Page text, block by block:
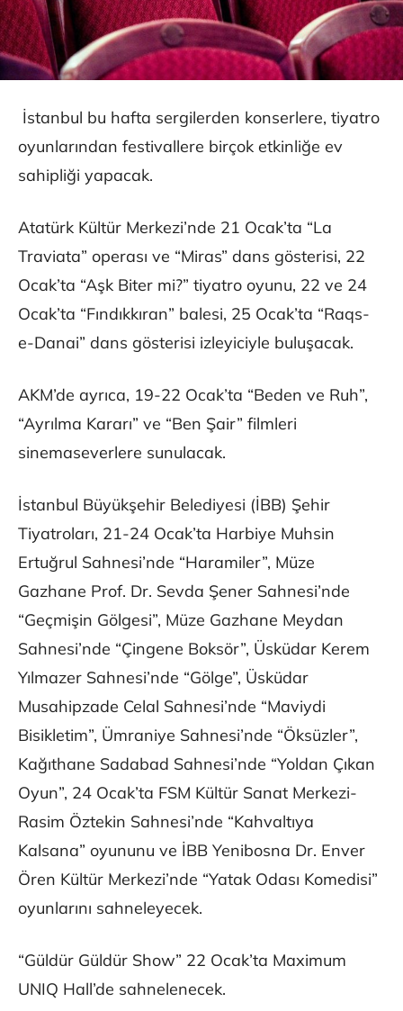
İstanbul bu hafta sergilerden konserlere, tiyatro
oyunlarından festivallere birçok etkinliğe ev
sahipliği yapacak.
Atatürk Kültür Merkezi’nde 21 Ocak’ta “La
Traviata” operası ve “Miras” dans gösterisi, 22
Ocak’ta “Aşk Biter mi?” tiyatro oyunu, 22 ve 24
Ocak’ta “Fındıkkıran” balesi, 25 Ocak’ta “Raqs-
e-Danai” dans gösterisi izleyiciyle buluşacak.
AKM’de ayrıca, 19-22 Ocak’ta “Beden ve Ruh”,
“Ayrılma Kararı” ve “Ben Şair” filmleri
sinemaseverlere sunulacak.
İstanbul Büyükşehir Belediyesi (İBB) Şehir
Tiyatroları, 21-24 Ocak’ta Harbiye Muhsin
Ertuğrul Sahnesi’nde “Haramiler”, Müze
Gazhane Prof. Dr. Sevda Şener Sahnesi’nde
“Geçmişin Gölgesi”, Müze Gazhane Meydan
Sahnesi’nde “Çingene Boksör”, Üsküdar Kerem
Yılmazer Sahnesi’nde “Gölge”, Üsküdar
Musahipzade Celal Sahnesi’nde “Maviydi
Bisikletim”, Ümraniye Sahnesi’nde “Öksüzler”,
Kağıthane Sadabad Sahnesi’nde “Yoldan Çıkan
Oyun”, 24 Ocak’ta FSM Kültür Sanat Merkezi-
Rasim Öztekin Sahnesi’nde “Kahvaltıya
Kalsana” oyununu ve İBB Yenibosna Dr. Enver
Ören Kültür Merkezi’nde “Yatak Odası Komedisi”
oyunlarını sahneleyecek.
“Güldür Güldür Show” 22 Ocak’ta Maximum
UNIQ Hall’de sahnelenecek.